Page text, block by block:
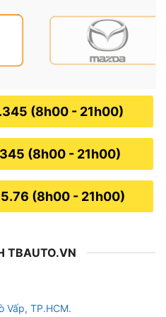
hãng và được bảo hành lên
(8h00 - 21h00)
(8h00 - 21h00)
(8h00 - 21h00)
TBAUTO.VN
Vấp, TP.HCM.